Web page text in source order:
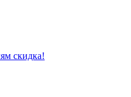
скидка!